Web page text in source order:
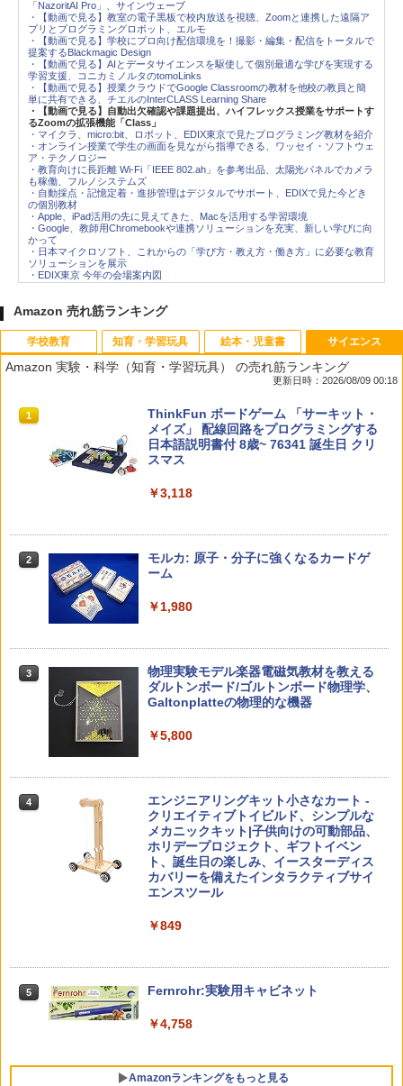
「NazoritAI Pro」、サインウェーブ
・【動画で見る】教室の電子黒板で校内放送を視聴、Zoomと連携した遠隔ア
プリとプログラミングロボット、エルモ
・【動画で見る】学校にプロ向け配信環境を！撮影・編集・配信をトータルで
提案するBlackmagic Design
・【動画で見る】AIとデータサイエンスを駆使して個別最適な学びを実現する
学習支援、コニカミノルタのtomoLinks
・【動画で見る】授業クラウドでGoogle Classroomの教材を他校の教員と簡
単に共有できる、チエルのInterCLASS Learning Share
・【動画で見る】自動出欠確認や課題提出、ハイフレックス授業をサポートす
るZoomの拡張機能「Class」
・マイクラ、micro:bit、ロボット、EDIX東京で見たプログラミング教材を紹介
・オンライン授業で学生の画面を見ながら指導できる、ワッセイ・ソフトウェ
ア・テクノロジー
・教育向けに長距離 Wi-Fi「IEEE 802.ah」を参考出品、太陽光パネルでカメラ
も稼働、フルノシステムズ
・自動採点・記憶定着・進捗管理はデジタルでサポート、EDIXで見た今どき
の個別教材
・Apple、iPad活用の先に見えてきた、Macを活用する学習環境
・Google、教師用Chromebookや連携ソリューションを充実、新しい学びに向
かって
・日本マイクロソフト、これからの「学び方・教え方・働き方」に必要な教育
ソリューションを展示
・EDIX東京 今年の会場案内図
Amazon 売れ筋ランキング
学校教育
1 教育者のためのコーチング入門
￥2,530
こと (講談社現代新書 2787)
3 先生のためのGoogle AI完全攻略図鑑
￥-
4 子どもが変わる魔法の言葉
￥2,200
向山洋一の系譜、その先へ 授業の腕を磨
￥2,750
知育・学習玩具
1
Amazon Fire HD 10 キッズモデル (10イ
ンチ) ピンク 対象年齢3歳から 数千点の
キッズコンテンツが1年間使い放題
何回も書ける! れんしゅうボード ひらが
な・カタカナ・すうじ・ABC 3歳以上 知
【くもん出版公式特別セット】くもん出
版(KUMON PUBLISHING) くもんの日本
知育玩具 おもちゃ 5歳以上 KUMON PN-
￥4,046
くもん出版(KUMON PUBLISHING) ロジ
カル国旗パズル 知育玩具 おもちゃ 4歳以
上 KUMON LK-10
育玩具 1 2 3歳誕生日プレゼント男の子
早期開発 (スタンダード・エディション)
絵本・児童書
1
タッチペンで音が聞ける!はじめてずかん
1000 英語つき ([バラエティ])
￥5,478
2
中学英語をもう一度ひとつひとつわかり
￥2,750
￥4,290
戦！編
￥1,320
ット図鑑 (サンクチュアリ出版)
サイエンス
Amazon 実験・科学（知育・学習玩具） の売れ筋ランキング
更新日時：2026/08/09 00:18
1
ThinkFun ボードゲーム 「サーキット・
メイズ」 配線回路をプログラミングする
日本語説明書付 8歳~ 76341 誕生日 クリ
スマス
￥3,118
2
モルカ: 原子・分子に強くなるカードゲ
ーム
￥1,980
3
物理実験モデル楽器電磁気教材を教える
ダルトンボード/ゴルトンボード物理学、
Galtonplatteの物理的な機器
￥5,800
4
エンジニアリングキット小さなカート -
クリエイティブトイビルド、シンプルな
メカニックキット|子供向けの可動部品、
ホリデープロジェクト、ギフトイベン
ト、誕生日の楽しみ、イースターディス
カバリーを備えたインタラクティブサイ
エンスツール
￥849
5 Fernrohr:実験用キャビネット
￥4,758
Amazonランキングをもっと見る